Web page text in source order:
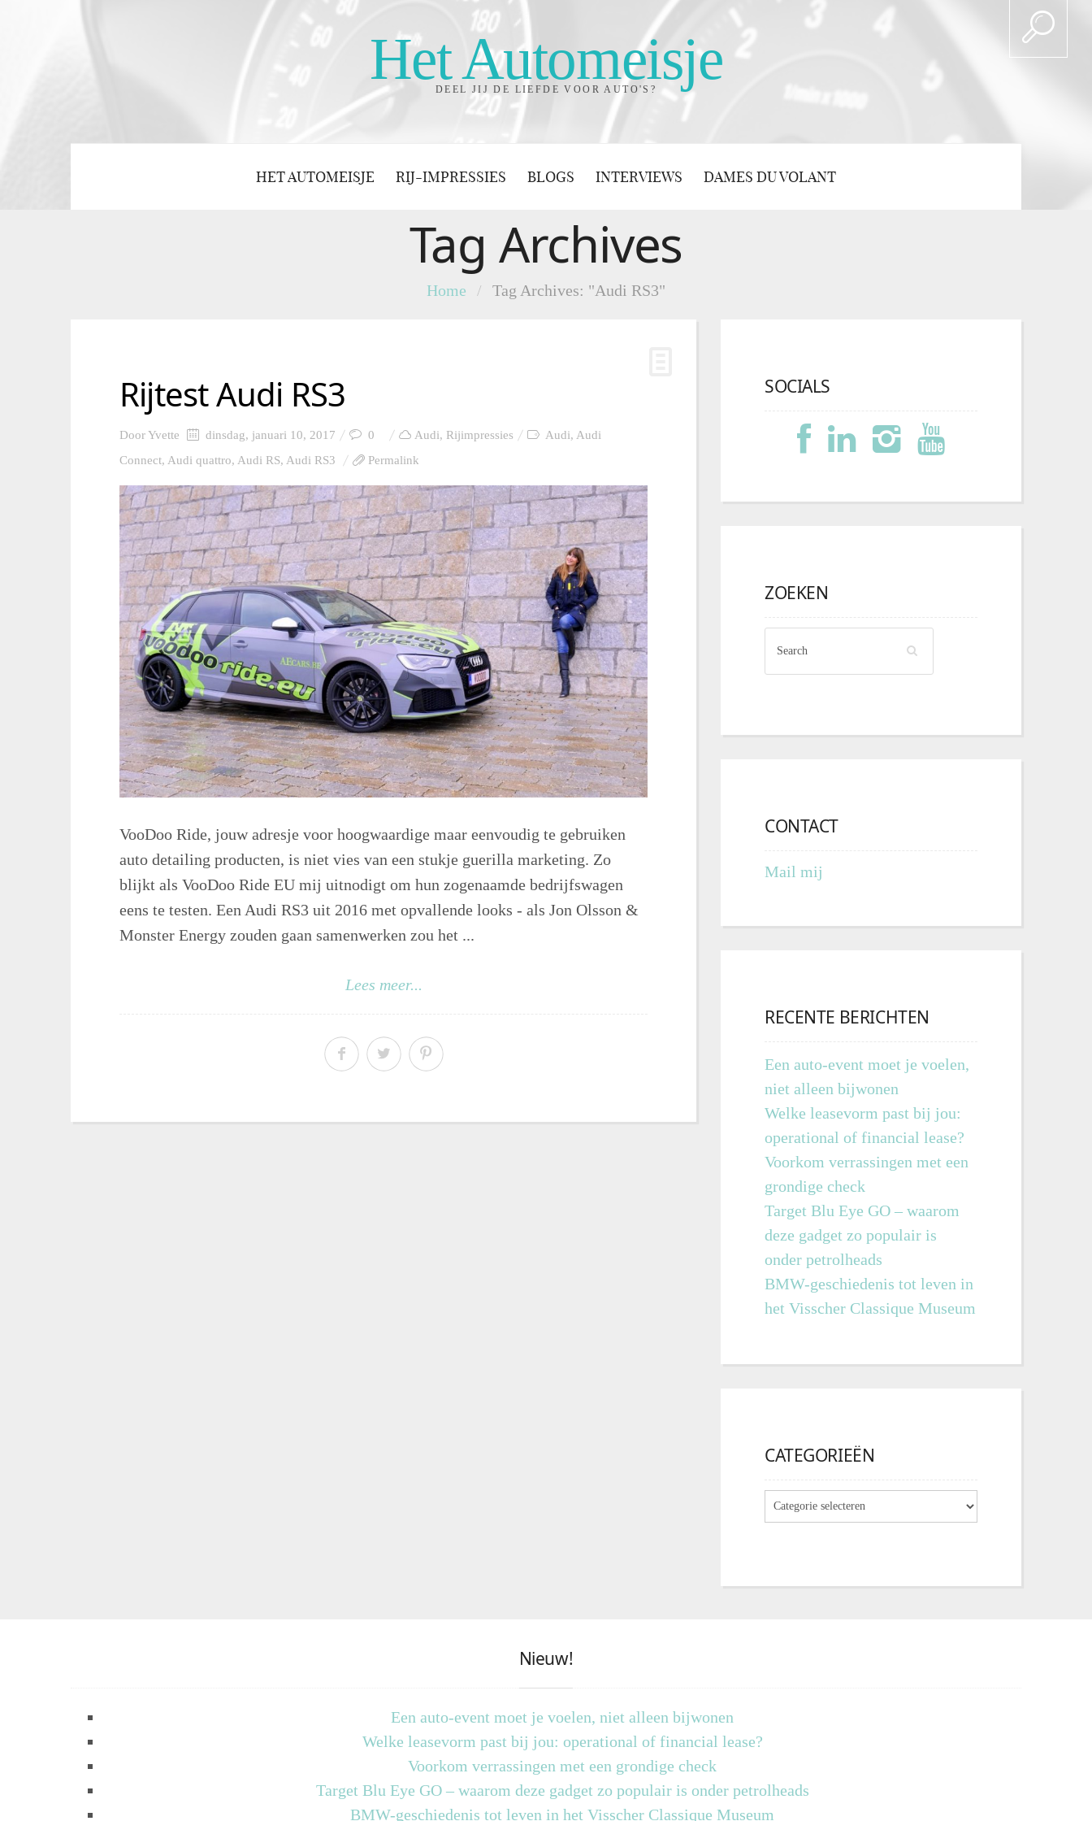
Het Automeisje
DEEL JIJ DE LIEFDE VOOR AUTO'S?
HET AUTOMEISJE RIJ-IMPRESSIES BLOGS INTERVIEWS DAMES DU VOLANT
Tag Archives
Home / Tag Archives: "Audi RS3"
Rijtest Audi RS3
DoorYvette dinsdag, januari 10, 2017 0 Audi, Rijimpressies Audi, Audi
Connect, Audi quattro, Audi RS, Audi RS3 Permalink
VooDoo Ride, jouw adresje voor hoogwaardige maar eenvoudig te gebruiken
auto detailing producten, is niet vies van een stukje guerilla marketing. Zo
blijkt als VooDoo Ride EU mij uitnodigt om hun zogenaamde bedrijfswagen
eens te testen. Een Audi RS3 uit 2016 met opvallende looks - als Jon Olsson &
Monster Energy zouden gaan samenwerken zou het ...
Lees meer...
SOCIALS
ZOEKEN
CONTACT
Mail mij
RECENTE BERICHTEN
Een auto-event moet je voelen,
niet alleen bijwonen
Welke leasevorm past bij jou:
operational of financial lease?
Voorkom verrassingen met een
grondige check
Target Blu Eye GO – waarom
deze gadget zo populair is
onder petrolheads
BMW-geschiedenis tot leven in
het Visscher Classique Museum
CATEGORIEËN
Nieuw!
Een auto-event moet je voelen, niet alleen bijwonen
Welke leasevorm past bij jou: operational of financial lease?
Voorkom verrassingen met een grondige check
Target Blu Eye GO – waarom deze gadget zo populair is onder petrolheads
BMW-geschiedenis tot leven in het Visscher Classique Museum